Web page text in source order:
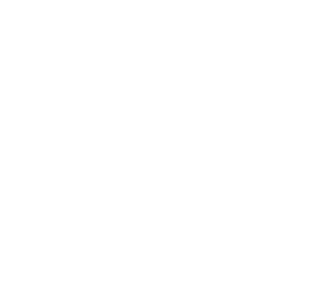
leckeren Mittagessen machten wir
verging nicht allzu lange Zeit bis die
und auf den Weg nach Ham Ham.
unseren Weg, die wohl einen
Schatten näher kommen, ein
seine schöne
der uns heute begegnete. Wir ließen
und später dann Mama mit Kind,
als sie in einer Formatierung